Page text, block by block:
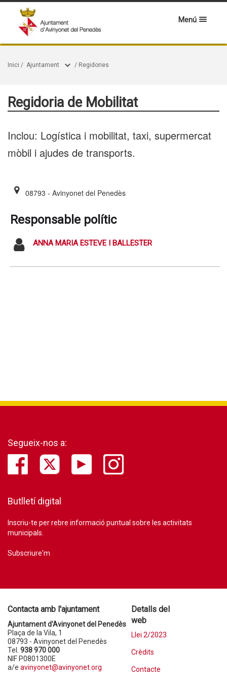
Menú
Inici / Ajuntament / Regidories
Regidoria de Mobilitat
Inclou: Logística i mobilitat, taxi, supermercat
mòbil i ajudes de transports.
08793 - Avinyonet del Penedès
Responsable polític
ANNA MARIA ESTEVE I BALLESTER
Segueix-nos a:
Butlletí digital
Inscriu-te per rebre informació puntual sobre les activitats
municipals.
Subscriure'm
Contacta amb l'ajuntament
Ajuntament d'Avinyonet del Penedès
Plaça de la Vila, 1
08793 - Avinyonet del Penedès
Tel. 938 970 000
NIF P0801300E
a/e avinyonet@avinyonet.org
Detalls del
web
Llei 2/2023
Crèdits
Contacte